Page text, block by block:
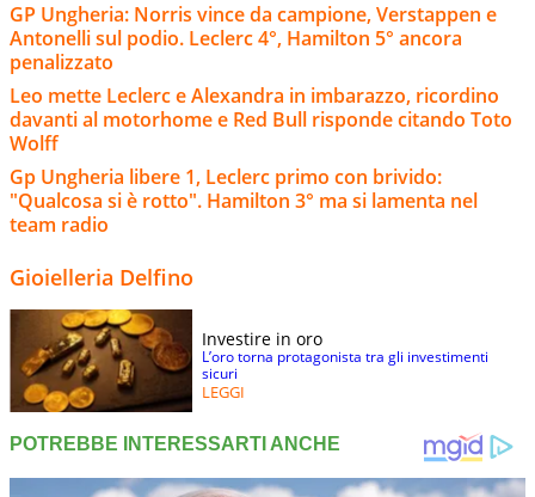
GP Ungheria: Norris vince da campione, Verstappen e
Antonelli sul podio. Leclerc 4°, Hamilton 5° ancora
penalizzato
Leo mette Leclerc e Alexandra in imbarazzo, ricordino
davanti al motorhome e Red Bull risponde citando Toto
Wolff
Gp Ungheria libere 1, Leclerc primo con brivido:
"Qualcosa si è rotto". Hamilton 3° ma si lamenta nel
team radio
Gioielleria Delfino
Investire in oro
L’oro torna protagonista tra gli investimenti
sicuri
LEGGI